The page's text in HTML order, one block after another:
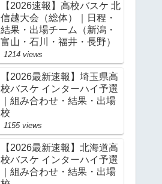
【2026速報】高校バスケ 北
信越大会（総体）｜日程・
結果・出場チーム（新潟・
富山・石川・福井・長野）
1214 views
【2026最新速報】埼玉県高
校バスケ インターハイ予選
｜組み合わせ・結果・出場
校
1155 views
【2026最新速報】北海道高
校バスケ インターハイ予選
｜組み合わせ・結果・出場